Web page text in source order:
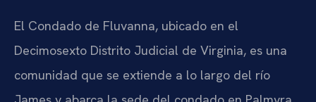
El Condado de Fluvanna, ubicado en el
Decimosexto Distrito Judicial de Virginia, es una
comunidad que se extiende a lo largo del río